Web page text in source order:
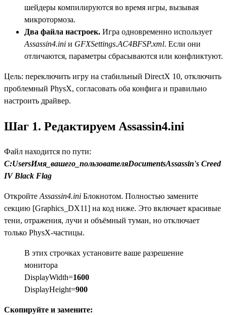
шейдеры компилируются во время игры, вызывая
микротормоза.
Два файла настроек. Игра одновременно использует
Assassin4.ini и GFXSettings.AC4BFSP.xml. Если они
отличаются, параметры сбрасываются или конфликтуют.
Цель: переключить игру на стабильный DirectX 10, отключить
проблемный PhysX, согласовать оба конфига и правильно
настроить драйвер.
Шаг 1. Редактируем Assassin4.ini
Файл находится по пути:
C:UsersИмя_вашего_пользователяDocumentsAssassin's Creed
IV Black Flag
Откройте Assassin4.ini Блокнотом. Полностью замените
секцию [Graphics_DX11] на код ниже. Это включает красивые
тени, отражения, лучи и объёмный туман, но отключает
только PhysX-частицы.
В этих строчках установите ваше разрешение
монитора
DisplayWidth=1600
DisplayHeight=900
Скопируйте и замените: